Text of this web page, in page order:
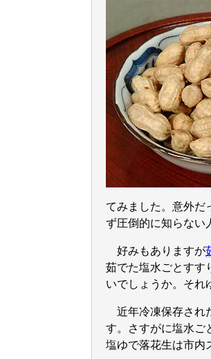
てみました。意外だ
ず圧倒的に知らない
好みもありますが
茹でた塩水ごとすす
いでしょうか。それ
近年冷凍保存され
す。さすがに塩水ご
塩ゆで落花生は市内